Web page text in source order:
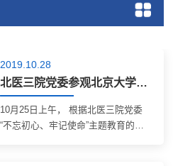
2019.10.28
北医三院党委参观北京大学校史馆和北京大学“不忘初心、牢记使命”主题教育展
10月25日上午， 根据北医三院党委
“不忘初心、牢记使命”主题教育的部